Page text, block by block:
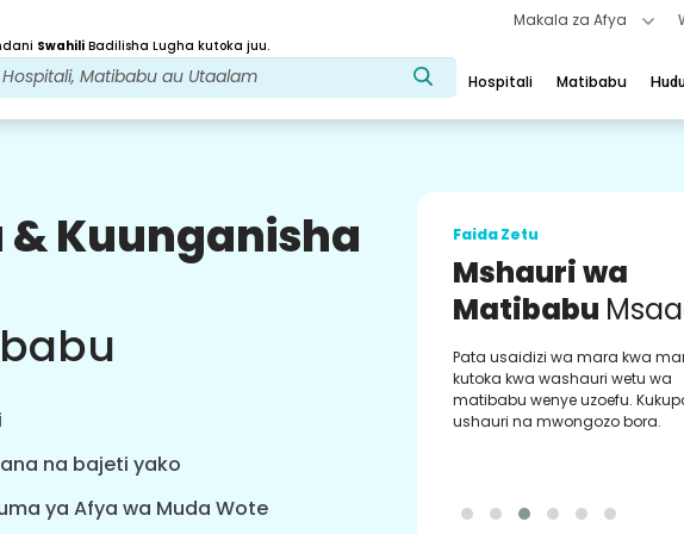
Makala za Afya
Swahili Badilisha Lugha kutoka juu.
Hospitali Matibabu
Kuunganisha
na bajeti yako
ya Afya wa Muda Wote
Faida Zetu
Mshauri wa
Matibabu
Pata usaidizi wa mara kwa
kutoka kwa washauri wetu wa
matibabu wenye uzoefu.
ushauri na mwongozo bora.